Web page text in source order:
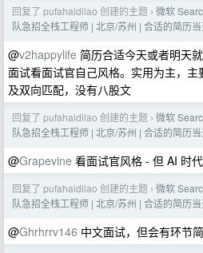
回复了 pufahaidilao 创建的主题 › 微软
队急招全栈工程师 | 北京/苏州 | 合适的简历
@v2happylife 简历合适今天或者明天
面试看面试官自己风格。实用为主，
及双向匹配，没有八股文
回复了 pufahaidilao 创建的主题 › 微软
队急招全栈工程师 | 北京/苏州 | 合适的简历
@Grapevine 看面试官风格 - 但 AI 时
回复了 pufahaidilao 创建的主题 › 微软
队急招全栈工程师 | 北京/苏州 | 合适的简历
@Ghrhrrv146 中文面试，但会有环节